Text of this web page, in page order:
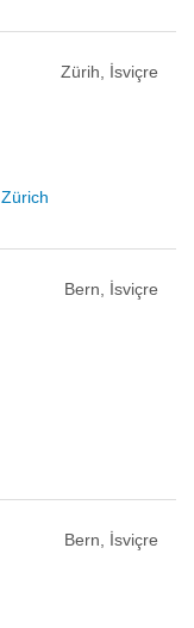
Zürih, İsviçre
Bern, İsviçre
Bern, İsviçre